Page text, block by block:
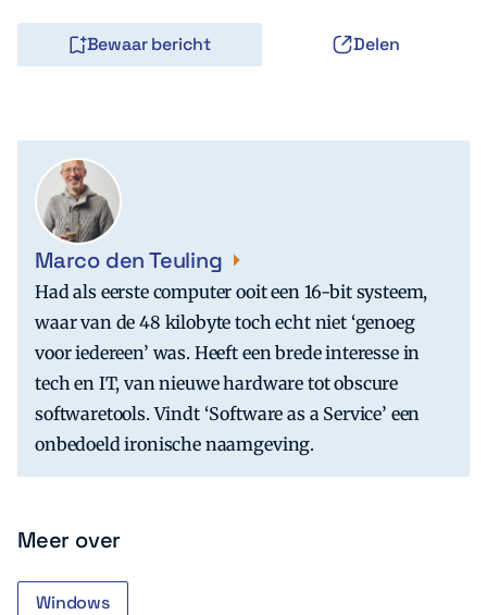
Bewaar bericht Delen
Marco den Teuling
Had als eerste computer ooit een 16-bit systeem,
waar van de 48 kilobyte toch echt niet ‘genoeg
voor iedereen’ was. Heeft een brede interesse in
tech en IT, van nieuwe hardware tot obscure
softwaretools. Vindt ‘Software as a Service’ een
onbedoeld ironische naamgeving.
Meer over
Windows